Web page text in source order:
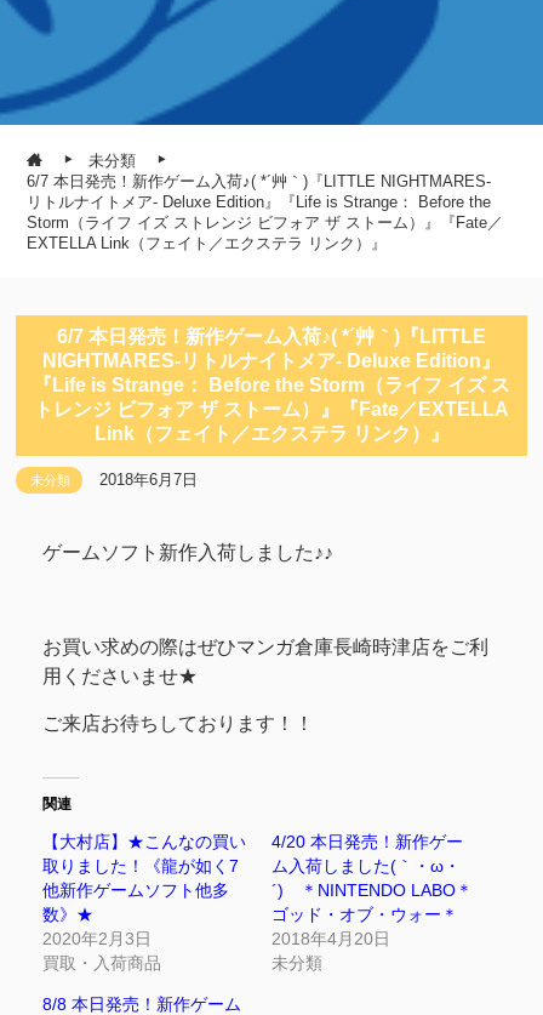
未分類
6/7 本日発売！新作ゲーム入荷♪( *´艸｀)『LITTLE NIGHTMARES-
リトルナイトメア- Deluxe Edition』『Life is Strange： Before the
Storm（ライフ イズ ストレンジ ビフォア ザ ストーム）』『Fate／
EXTELLA Link（フェイト／エクステラ リンク）』
6/7 本日発売！新作ゲーム入荷♪( *´艸｀)『LITTLE
NIGHTMARES-リトルナイトメア- Deluxe Edition』
『Life is Strange： Before the Storm（ライフ イズ ス
トレンジ ビフォア ザ ストーム）』『Fate／EXTELLA
Link（フェイト／エクステラ リンク）』
未分類 2018年6月7日
ゲームソフト新作入荷しました♪♪
お買い求めの際はぜひマンガ倉庫長崎時津店をご利
用くださいませ★
ご来店お待ちしております！！
関連
【大村店】★こんなの買い
取りました！《龍が如く7
他新作ゲームソフト他多
数》★
2020年2月3日
買取・入荷商品
4/20 本日発売！新作ゲー
ム入荷しました(｀・ω・
´)ゞ＊NINTENDO LABO＊
ゴッド・オブ・ウォー＊
2018年4月20日
未分類
8/8 本日発売！新作ゲーム